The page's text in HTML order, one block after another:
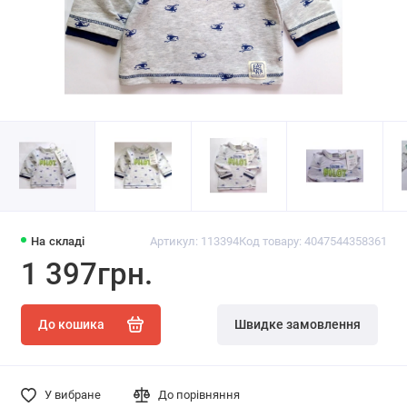
На складі Код товару: 4047544358361
Артикул: 113394
1 397грн.
До кошика Швидке замовлення
У вибране До порівняння